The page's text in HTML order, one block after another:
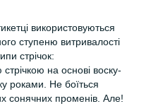
використовуються
ступеню витривалості
стрічок:
на основі воску-
роками. Не боїться
сонячних променів. Але!